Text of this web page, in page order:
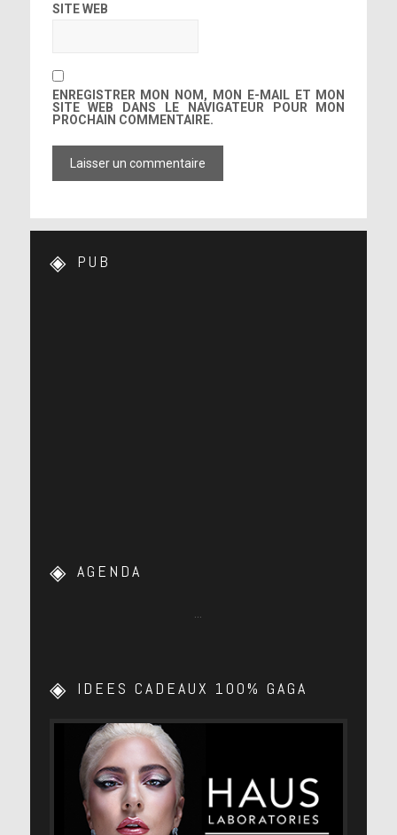
SITE WEB
ENREGISTRER MON NOM, MON E-MAIL ET MON
SITE WEB DANS LE NAVIGATEUR POUR MON
PROCHAIN COMMENTAIRE.
PUB
AGENDA
…
IDEES CADEAUX 100% GAGA